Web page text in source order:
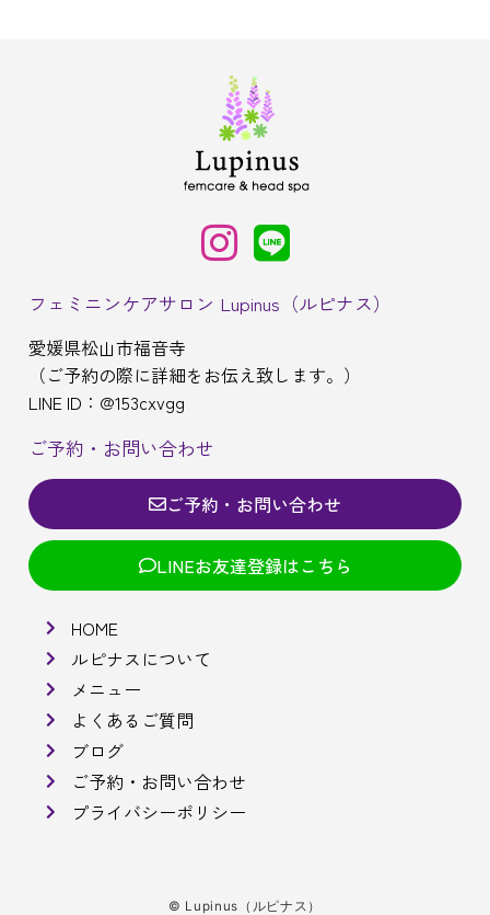
フェミニンケアサロン Lupinus（ルピナス）
愛媛県松山市福音寺
（ご予約の際に詳細をお伝え致します。）
LINE ID：@153cxvgg
ご予約・お問い合わせ
ご予約・お問い合わせ
LINEお友達登録はこちら
HOME
ルピナスについて
メニュー
よくあるご質問
ブログ
ご予約・お問い合わせ
プライバシーポリシー
© Lupinus（ルピナス）